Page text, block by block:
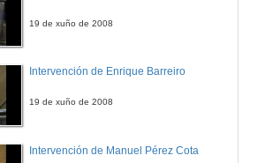
19 de xuño de 2008
Intervención de Enrique Barreiro
19 de xuño de 2008
Intervención de Manuel Pérez Cota